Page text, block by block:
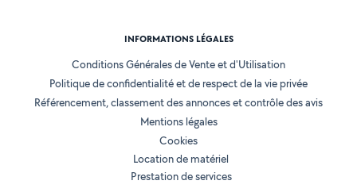
INFORMATIONS LÉGALES
Conditions Générales de Vente et d'Utilisation
Politique de confidentialité et de respect de la vie privée
Référencement, classement des annonces et contrôle des avis
Mentions légales
Cookies
Location de matériel
Prestation de services